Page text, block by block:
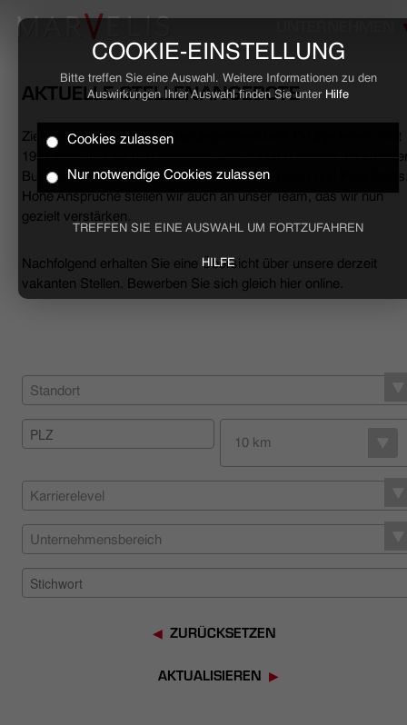
COOKIE-EINSTELLUNG
Bitte treffen Sie eine Auswahl. Weitere Informationen zu den
Auswirkungen Ihrer Auswahl finden Sie unter Hilfe
Cookies zulassen
Nur notwendige Cookies zulassen
TREFFEN SIE EINE AUSWAHL UM FORTZUFAHREN
HILFE
HOME
BUSINESS
UNTERNEHMEN
NACHHALTIGKEIT
HÄNDLERSUCHE
AKTUELLE STELLENANGEBOTE
Ziele erreichen, Herausforderungen meistern, Erfolge feiern. Seit
1994 begleiten wir den anspruchsvollen Mann sowohl mit
Business- als auch mit lässigen Casual-Hemden und Polo-
Hohe Ansprüche stellen wir auch an unser Team, das wir nun
gezielt verstärken.
Nachfolgend erhalten Sie eine Übersicht über unsere derzeit
vakanten Stellen. Bewerben Sie sich gleich hier online.
Standort
10 km
Karrierelevel
Unternehmensbereich
ZURÜCKSETZEN
AKTUALISIEREN